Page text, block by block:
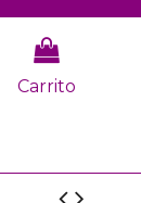
Carrito